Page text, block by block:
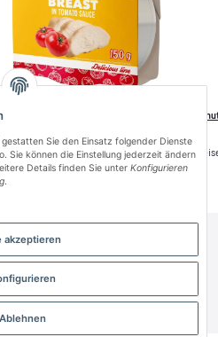
Preise nach Anmeldung sichtbar
Sie den Einsatz folgender Dienste
Sie können die Einstellung jederzeit ändern
Details finden Sie unter Konfigurieren
.
akzeptieren
Ablehnen